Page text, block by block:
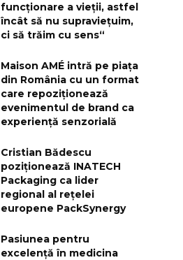
funcționare a vieții, astfel
încât să nu supraviețuim,
ci să trăim cu sens“
Maison AMÉ intră pe piața
din România cu un format
care repoziționează
evenimentul de brand ca
experiență senzorială
Cristian Bădescu
poziționează INATECH
Packaging ca lider
regional al rețelei
europene PackSynergy
Pasiunea pentru
excelență în medicina